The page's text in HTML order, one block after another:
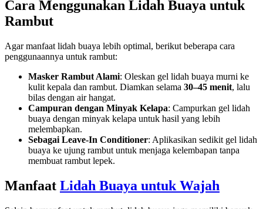
Cara Menggunakan Lidah Buaya untuk
Rambut
Agar manfaat lidah buaya lebih optimal, berikut beberapa cara
penggunaannya untuk rambut:
Masker Rambut Alami: Oleskan gel lidah buaya murni ke
kulit kepala dan rambut. Diamkan selama 30–45 menit, lalu
bilas dengan air hangat.
Campuran dengan Minyak Kelapa: Campurkan gel lidah
buaya dengan minyak kelapa untuk hasil yang lebih
melembapkan.
Sebagai Leave-In Conditioner: Aplikasikan sedikit gel lidah
buaya ke ujung rambut untuk menjaga kelembapan tanpa
membuat rambut lepek.
Manfaat Lidah Buaya untuk Wajah